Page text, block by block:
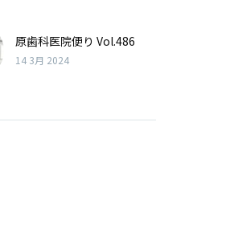
原歯科医院便り Vol.486
14 3月 2024